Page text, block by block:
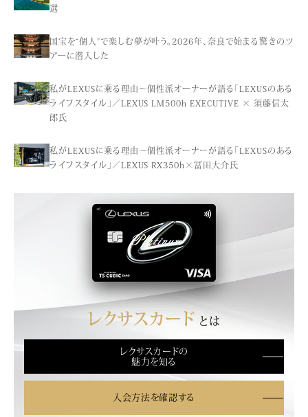
選
国宝を“個人”で楽しむ夢が叶う。2026年、奈良で始まる驚きのツ
アーに潜入した
私がLEXUSに乗る理由〜個性派オーナーが語る「LEXUSのある
ライフスタイル」／LEXUS LM500h EXECUTIVE × 須藤信太
郎氏
私がLEXUSに乗る理由〜個性派オーナーが語る「LEXUSのある
ライフスタイル」／LEXUS RX350h×冨田大介氏
レクサスカード とは
レクサスカードの
魅力を知る
入会方法を確認する